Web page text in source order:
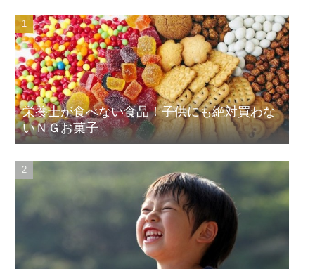
栄養士が食べない食品！子供にも絶対買わな
いＮＧお菓子